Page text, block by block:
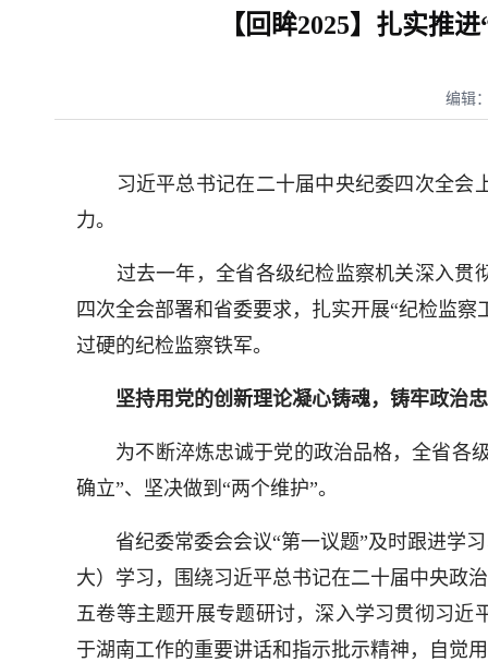
【回眸2025】扎实推
编辑
习近平总书记在二十届中央纪委四次全会
力。
过去一年，全省各级纪检监察机关深入贯
四次全会部署和省委要求，扎实开展“纪检监
过硬的纪检监察铁军。
坚持用党的创新理论凝心铸魂，铸牢政治
为不断淬炼忠诚于党的政治品格，全省各级
确立”、坚决做到“两个维护”。
省纪委常委会会议“第一议题”及时跟进学习
大）学习，围绕习近平总书记在二十届中央政
五卷等主题开展专题研讨，深入学习贯彻习
于湖南工作的重要讲话和指示批示精神，自觉